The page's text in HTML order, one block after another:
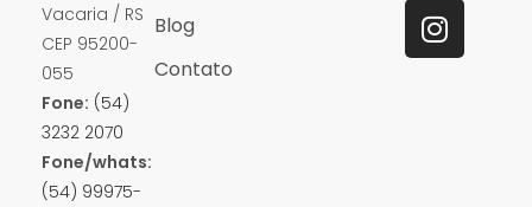
Vacaria / RS
CEP 95200-
055
Fone: (54)
3232 2070
Fone/whats:
(54) 99975-
Blog
Contato